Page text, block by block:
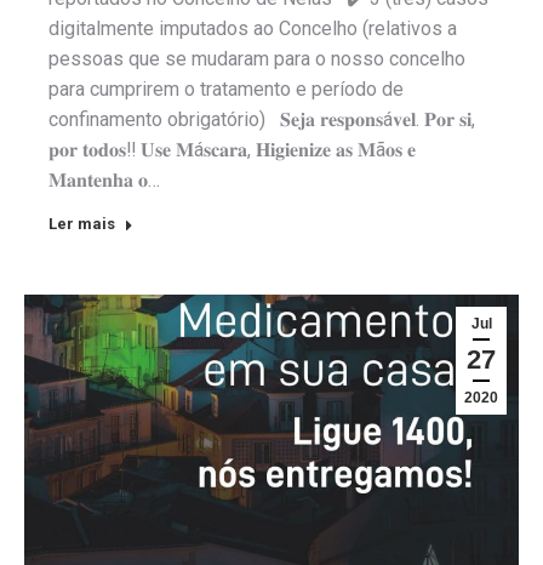
digitalmente imputados ao Concelho (relativos a
pessoas que se mudaram para o nosso concelho
para cumprirem o tratamento e período de
confinamento obrigatório) 𝐒𝐞𝐣𝐚 𝐫𝐞𝐬𝐩𝐨𝐧𝐬á𝐯𝐞𝐥. 𝐏𝐨𝐫 𝐬𝐢,
𝐩𝐨𝐫 𝐭𝐨𝐝𝐨𝐬‼️ 𝐔𝐬𝐞 𝐌á𝐬𝐜𝐚𝐫𝐚, 𝐇𝐢𝐠𝐢𝐞𝐧𝐢𝐳𝐞 𝐚𝐬 𝐌ã𝐨𝐬 𝐞
𝐌𝐚𝐧𝐭𝐞𝐧𝐡𝐚 𝐨…
Ler mais
Jul
27
2020